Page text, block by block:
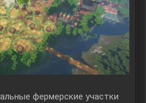
фермерские участки